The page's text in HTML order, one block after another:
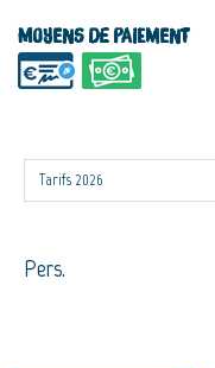
Moyens de paiement
Pers.